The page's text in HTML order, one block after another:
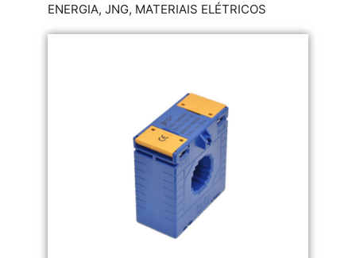
ENERGIA, JNG, MATERIAIS ELÉTRICOS